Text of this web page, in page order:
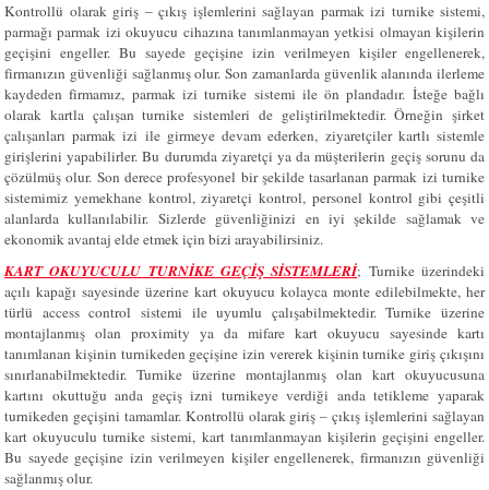
Kontrollü olarak giriş – çıkış işlemlerini sağlayan parmak izi turnike sistemi,
parmağı parmak izi okuyucu cihazına tanımlanmayan yetkisi olmayan kişilerin
geçişini engeller. Bu sayede geçişine izin verilmeyen kişiler engellenerek,
firmanızın güvenliği sağlanmış olur. Son zamanlarda güvenlik alanında ilerleme
kaydeden firmamız, parmak izi turnike sistemi ile ön plandadır. İsteğe bağlı
olarak kartla çalışan turnike sistemleri de geliştirilmektedir. Örneğin şirket
çalışanları parmak izi ile girmeye devam ederken, ziyaretçiler kartlı sistemle
girişlerini yapabilirler. Bu durumda ziyaretçi ya da müşterilerin geçiş sorunu da
çözülmüş olur. Son derece profesyonel bir şekilde tasarlanan parmak izi turnike
sistemimiz yemekhane kontrol, ziyaretçi kontrol, personel kontrol gibi çeşitli
alanlarda kullanılabilir. Sizlerde güvenliğinizi en iyi şekilde sağlamak ve
ekonomik avantaj elde etmek için bizi arayabilirsiniz.
KART OKUYUCULU TURNİKE GEÇİŞ SİSTEMLERİ; Turnike üzerindeki
açılı kapağı sayesinde üzerine kart okuyucu kolayca monte edilebilmekte, her
türlü access control sistemi ile uyumlu çalışabilmektedir. Turnike üzerine
montajlanmış olan proximity ya da mifare kart okuyucu sayesinde kartı
tanımlanan kişinin turnikeden geçişine izin vererek kişinin turnike giriş çıkışını
sınırlanabilmektedir. Turnike üzerine montajlanmış olan kart okuyucusuna
kartını okuttuğu anda geçiş izni turnikeye verdiği anda tetikleme yaparak
turnikeden geçişini tamamlar. Kontrollü olarak giriş – çıkış işlemlerini sağlayan
kart okuyuculu turnike sistemi, kart tanımlanmayan kişilerin geçişini engeller.
Bu sayede geçişine izin verilmeyen kişiler engellenerek, firmanızın güvenliği
sağlanmış olur.